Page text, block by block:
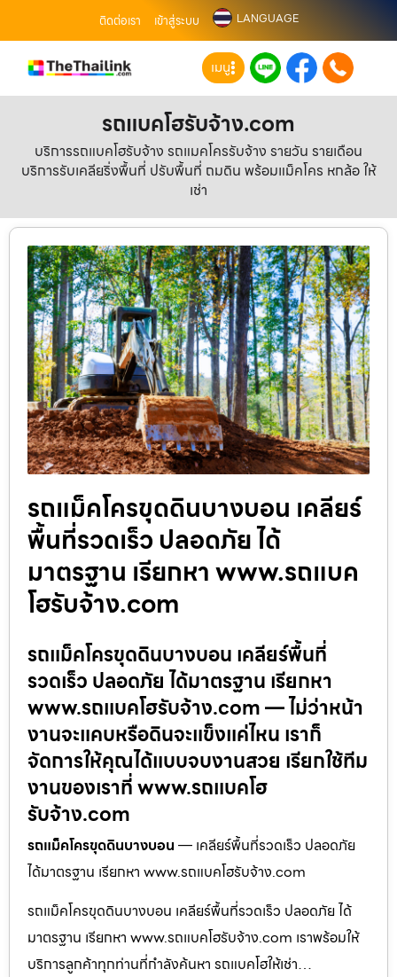
ติดต่อเรา เข้าสู่ระบบ LANGUAGE
เมนู
รถแบคโฮรับจ้าง.com
บริการรถแบคโฮรับจ้าง รถแมคโครรับจ้าง รายวัน รายเดือน
บริการรับเคลียริ่งพื้นที่ ปรับพื้นที่ ถมดิน พร้อมแม็คโคร หกล้อ ให้
เช่า
รถแม็คโครขุดดินบางบอน เคลียร์
พื้นที่รวดเร็ว ปลอดภัย ได้
มาตรฐาน เรียกหา www.รถแบค
โฮรับจ้าง.com
รถแม็คโครขุดดินบางบอน เคลียร์พื้นที่
รวดเร็ว ปลอดภัย ได้มาตรฐาน เรียกหา
www.รถแบคโฮรับจ้าง.com — ไม่ว่าหน้า
งานจะแคบหรือดินจะแข็งแค่ไหน เราก็
จัดการให้คุณได้แบบจบงานสวย เรียกใช้ทีม
งานของเราที่ www.รถแบคโฮ
รับจ้าง.com
รถแม็คโครขุดดินบางบอน — เคลียร์พื้นที่รวดเร็ว ปลอดภัย
ได้มาตรฐาน เรียกหา www.รถแบคโฮรับจ้าง.com
รถแม็คโครขุดดินบางบอน เคลียร์พื้นที่รวดเร็ว ปลอดภัย ได้
มาตรฐาน เรียกหา www.รถแบคโฮรับจ้าง.com เราพร้อมให้
บริการลูกค้าทุกท่านที่กำลังค้นหา รถแบคโฮให้เช่า…